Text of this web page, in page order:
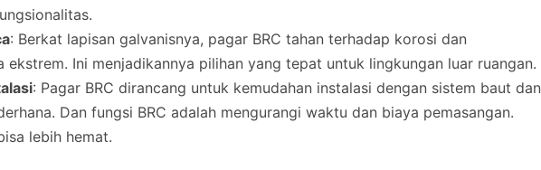
: Berkat lapisan galvanisnya, pagar BRC tahan terhadap korosi dan
ekstrem. Ini menjadikannya pilihan yang tepat untuk lingkungan luar ruangan.
: Pagar BRC dirancang untuk kemudahan instalasi dengan sistem baut dan
Dan fungsi BRC adalah mengurangi waktu dan biaya pemasangan.
lebih hemat.